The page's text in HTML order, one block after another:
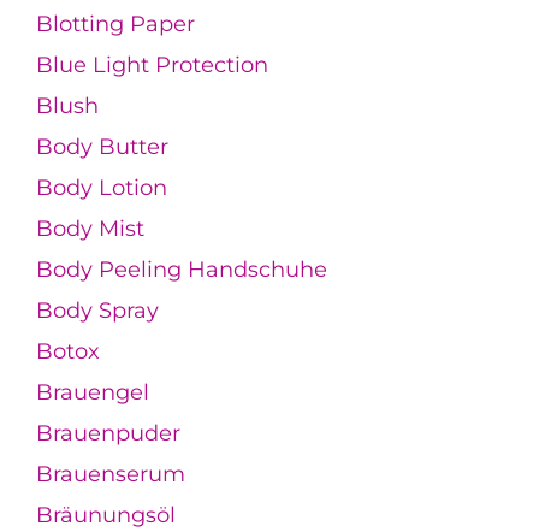
Blotting Paper
Blue Light Protection
Blush
Body Butter
Body Lotion
Body Mist
Body Peeling Handschuhe
Body Spray
Botox
Brauengel
Brauenpuder
Brauenserum
Bräunungsöl